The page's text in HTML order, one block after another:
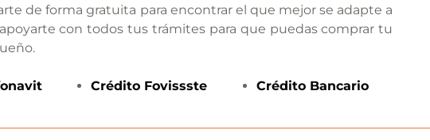
de forma gratuita para encontrar el que mejor se adapte a
con todos tus trámites para que puedas comprar tu
Crédito Fovissste Crédito Bancario